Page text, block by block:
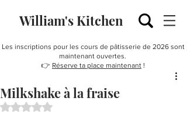
William's Kitchen
Les inscriptions pour les cours de pâtisserie de 2026 sont
maintenant ouvertes.
👉 Réserve ta place maintenant !
Milkshake à la fraise
Noté NaN étoiles sur 5.